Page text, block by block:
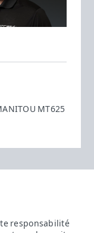
MT625
responsabilité